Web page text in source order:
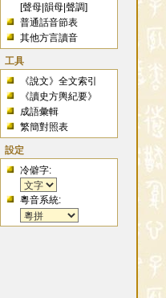
[聲母 |韻母 |聲調]
普通話音節表
其他方言讀音
工具
《說文》全文索引
《讀史方輿紀要》
成語彙輯
繁簡對照表
設定
冷僻字:
粵音系統: